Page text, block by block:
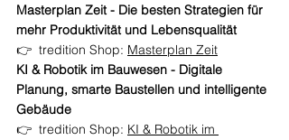
Masterplan Zeit - Die besten Strategien für
mehr Produktivität und Lebensqualität
👉  tredition Shop: Masterplan Zeit
KI & Robotik im Bauwesen - Digitale
Planung, smarte Baustellen und intelligente
Gebäude
👉  tredition Shop: KI & Robotik im